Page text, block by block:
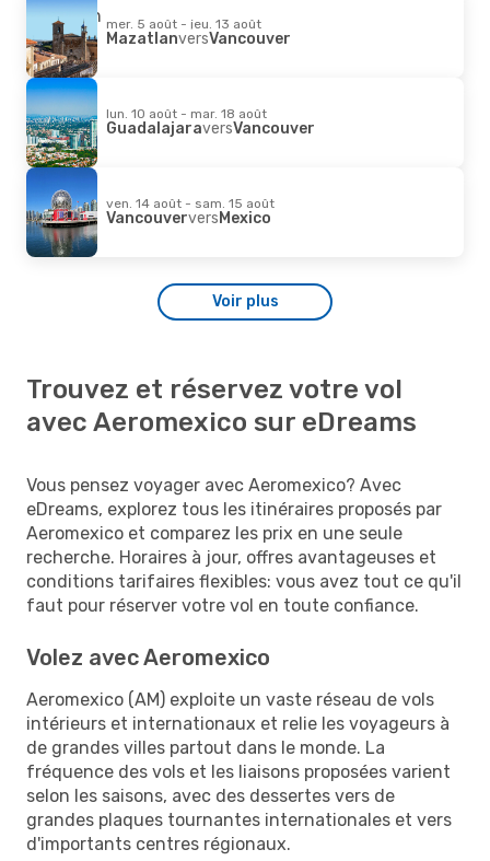
mer. 5 août - jeu. 13 août
MazatlanversVancouver
lun. 10 août - mar. 18 août
GuadalajaraversVancouver
ven. 14 août - sam. 15 août
VancouverversMexico
Voir plus
Trouvez et réservez votre vol
avec Aeromexico sur eDreams
Vous pensez voyager avec Aeromexico? Avec
eDreams, explorez tous les itinéraires proposés par
Aeromexico et comparez les prix en une seule
recherche. Horaires à jour, offres avantageuses et
conditions tarifaires flexibles: vous avez tout ce qu'il
faut pour réserver votre vol en toute confiance.
Volez avec Aeromexico
Aeromexico (AM) exploite un vaste réseau de vols
intérieurs et internationaux et relie les voyageurs à
de grandes villes partout dans le monde. La
fréquence des vols et les liaisons proposées varient
selon les saisons, avec des dessertes vers de
grandes plaques tournantes internationales et vers
d'importants centres régionaux.